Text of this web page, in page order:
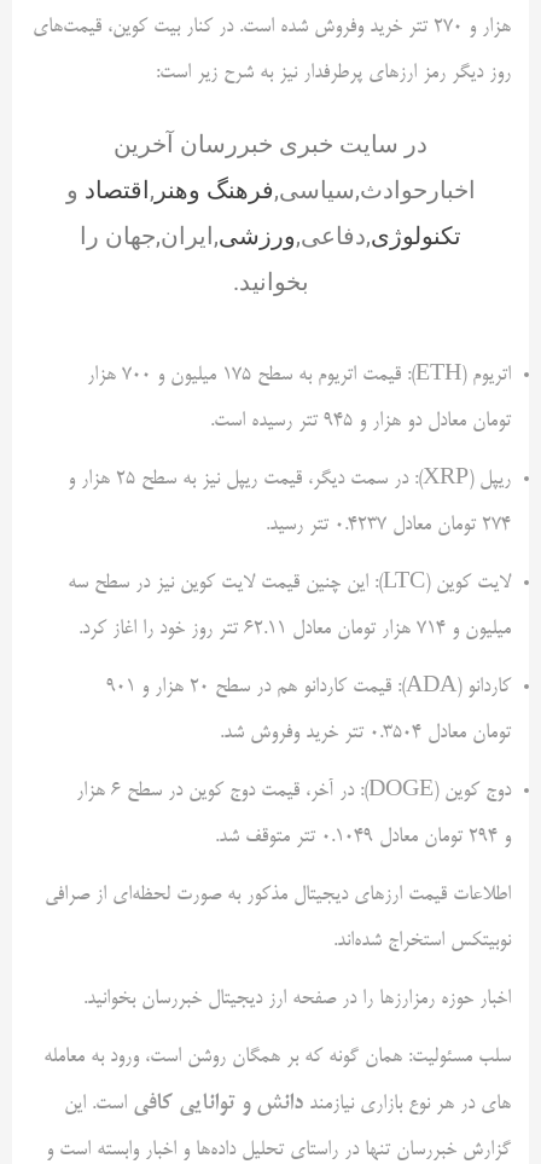
هزار و 270 تتر خرید وفروش شده است. در کنار بیت کوین، قیمت‌های
روز دیگر رمز ارزهای پرطرفدار نیز به شرح زیر است:
در سایت خبری خبررسان آخرین
اخبارحوادث,سیاسی,فرهنگ وهنر ,اقتصاد و
تکنولوژی,دفاعی,ورزشی,ایران,جهان را
بخوانید.
اتریوم (ETH): قیمت اتریوم به سطح 175 میلیون و 700 هزار
تومان معادل دو هزار و 945 تتر رسیده است.
ریپل (XRP): در سمت دیگر، قیمت ریپل نیز به سطح 25 هزار و
274 تومان معادل 0.4237 تتر رسید.
لایت کوین (LTC): این چنین قیمت لایت کوین نیز در سطح سه
میلیون و 714 هزار تومان معادل 62.11 تتر روز خود را اغاز کرد.
کاردانو (ADA): قیمت کاردانو هم در سطح 20 هزار و 901
تومان معادل 0.3504 تتر خرید وفروش شد.
دوج کوین (DOGE): در آخر، قیمت دوج کوین در سطح 6 هزار
و 294 تومان معادل 0.1049 تتر متوقف شد.
اطلاعات قیمت ارزهای دیجیتال مذکور به‌ صورت لحظه‌ای از صرافی
نوبیتکس استخراج شده‌اند.
اخبار حوزه رمزارزها را در صفحه ارز دیجیتال خبررسان بخوانید.
سلب مسئولیت: همان گونه که بر همگان روشن است، ورود به معامله
های در هر نوع بازاری نیازمند دانش و توانایی‌ کافی است. این
گزارش خبررسان تنها در راستای تحلیل داده‌ها و اخبار وابسته است و